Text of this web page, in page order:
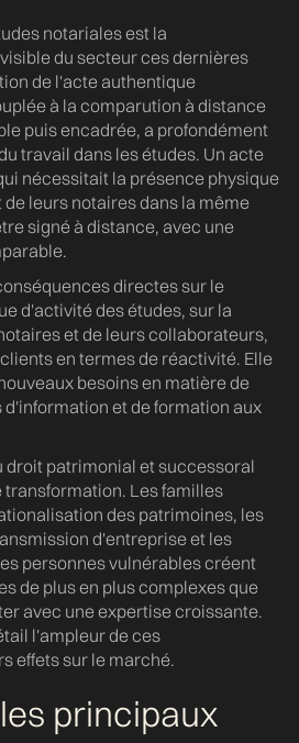
notariales est la
du secteur ces dernières
de l'acte authentique
à la comparution à distance
puis encadrée, a profondément
travail dans les études. Un acte
nécessitait la présence physique
leurs notaires dans la même
signé à distance, avec une
directes sur le
d'activité des études, sur la
et de leurs collaborateurs,
en termes de réactivité. Elle
besoins en matière de
et de formation aux
droit patrimonial et successoral
transformation. Les familles
des patrimoines, les
d'entreprise et les
personnes vulnérables créent
de plus en plus complexes que
avec une expertise croissante.
l'ampleur de ces
effets sur le marché.
principaux